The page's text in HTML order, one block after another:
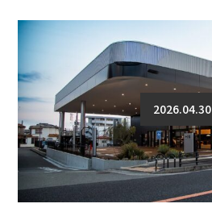
2026.04.30